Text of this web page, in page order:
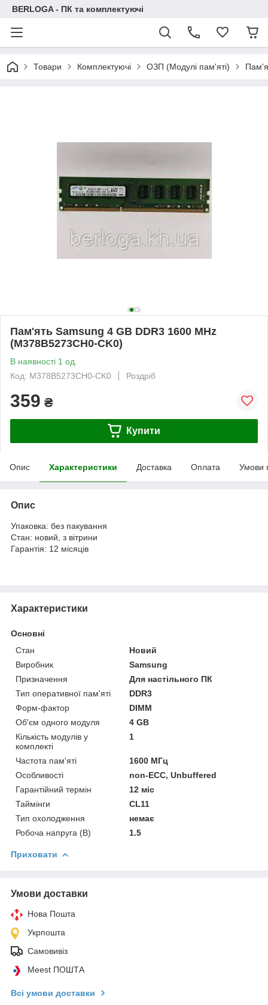
BERLOGA - ПК та комплектуючі
Товари Комплектуючі ОЗП (Модулі пам'яті)
Пам'ять Samsung 4 GB DDR3 1600 MHz
(M378B5273CH0-CK0)
В наявності 1 од.
Код: M378B5273CH0-CK0
Роздріб
359 ₴
Купити
Опис Характеристики Доставка Оплата Умови
Опис
Упаковка: без пакування
Стан: новий, з вітрини
Гарантія: 12 місяців
Характеристики
Основні
Стан
Новий
Виробник
Samsung
Призначення
Для настільного ПК
Тип оперативної пам'яті
DDR3
Форм-фактор
DIMM
Об'єм одного модуля
4 GB
Кількість модулів у
комплекті
1
Частота пам'яті
1600 МГц
Особливості
non-ECC, Unbuffered
Гарантійний термін
12 міс
Таймінги
CL11
Тип охолодження
немає
Робоча напруга (В)
1.5
Приховати
Умови доставки
Нова Пошта
Укрпошта
Самовивіз
Meest ПОШТА
Всі умови доставки